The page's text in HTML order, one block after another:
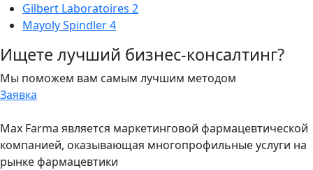
Gilbert Laboratoires 2
Mayoly Spindler4
Ищете лучший бизнес-консалтинг?
Мы поможем вам самым лучшим методом
Заявка
Max Farma является маркетинговой фармацевтической
компанией, оказывающая многопрофильные услуги на
рынке фармацевтики